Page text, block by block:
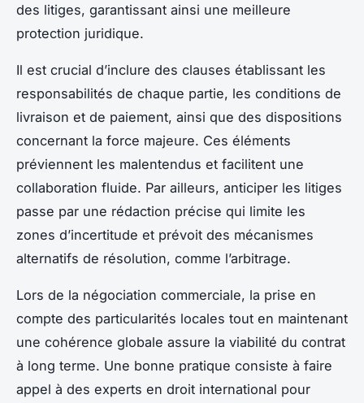
des litiges, garantissant ainsi une meilleure
protection juridique.
Il est crucial d’inclure des clauses établissant les
responsabilités de chaque partie, les conditions de
livraison et de paiement, ainsi que des dispositions
concernant la force majeure. Ces éléments
préviennent les malentendus et facilitent une
collaboration fluide. Par ailleurs, anticiper les litiges
passe par une rédaction précise qui limite les
zones d’incertitude et prévoit des mécanismes
alternatifs de résolution, comme l’arbitrage.
Lors de la négociation commerciale, la prise en
compte des particularités locales tout en maintenant
une cohérence globale assure la viabilité du contrat
à long terme. Une bonne pratique consiste à faire
appel à des experts en droit international pour